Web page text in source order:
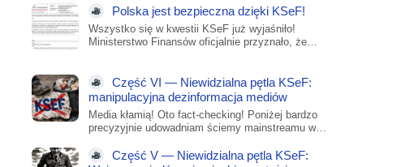
Polska jest bezpieczna dzięki KSeF!
Wszystko się w kwestii KSeF już wyjaśniło!
Ministerstwo Finansów oficjalnie przyznało, że
Część VI — Niewidzialna pętla KSeF:
manipulacyjna dezinformacja mediów
Media kłamią! Oto fact-checking! Poniżej bardzo
precyzyjnie udowadniam ściemy mainstreamu w
Część V — Niewidzialna pętla KSeF: